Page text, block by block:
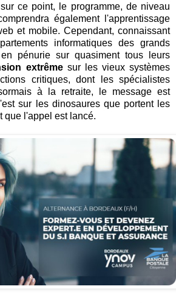
ce point, le programme, de niveau
également l'apprentissage
et mobile. Cependant, connaissant
informatiques des grands
pénurie sur quasiment tous leurs
extrêmesur les vieux systèmes
critiques, dont les spécialistes
à la retraite, le message est
sur les dinosaures que portent les
que l'appel est lancé.